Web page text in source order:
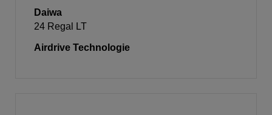
Daiwa
24 Regal LT
Airdrive Technologie